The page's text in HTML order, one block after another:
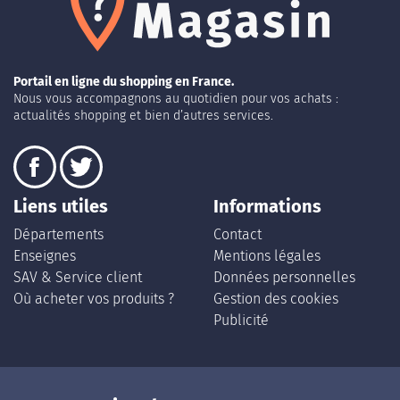
Portail en ligne du shopping en France.
Nous vous accompagnons au quotidien pour vos achats :
actualités shopping et bien d’autres services.
Liens utiles
Départements
Enseignes
SAV & Service client
Où acheter vos produits ?
Informations
Contact
Mentions légales
Données personnelles
Gestion des cookies
Publicité